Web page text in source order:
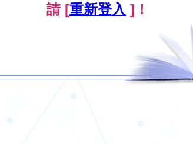
請 [重新登入 ]！